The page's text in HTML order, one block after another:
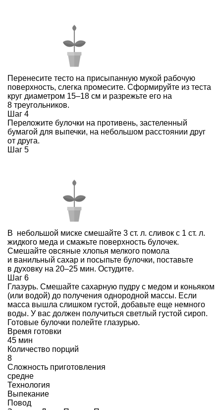
Перенесите тесто на присыпанную мукой рабочую
поверхность, слегка промесите. Сформируйте из теста
круг диаметром 15–18 см и разрежьте его на
8 треугольников.
Шаг 4
Переложите булочки на противень, застеленный
бумагой для выпечки, на небольшом расстоянии друг
от друга.
Шаг 5
В небольшой миске смешайте 3 ст. л. сливок с 1 ст. л.
жидкого меда и смажьте поверхность булочек.
Смешайте овсяные хлопья мелкого помола
и ванильный сахар и посыпьте булочки, поставьте
в духовку на 20–25 мин. Остудите.
Шаг 6
Глазурь. Смешайте сахарную пудру с медом и коньяком
(или водой) до получения однородной массы. Если
масса вышла слишком густой, добавьте еще немного
воды. У вас должен получиться светлый густой сироп.
Готовые булочки полейте глазурью.
Время готовки
45 мин
Количество порций
8
Сложность приготовления
средне
Технология
Выпекание
Повод